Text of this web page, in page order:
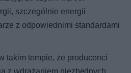
szczególnie energii
z odpowiednimi standardami
takim tempie, że producenci